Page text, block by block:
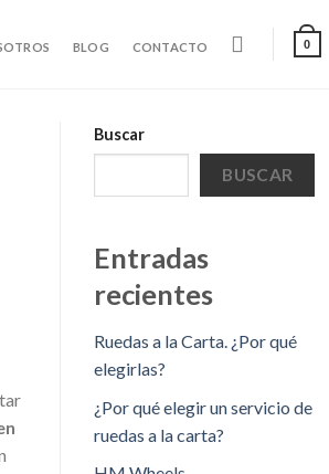
BLOG CONTACTO 0
Buscar
BUSCAR
Entradas
recientes
Ruedas a la Carta. ¿Por qué
elegirlas?
¿Por qué elegir un servicio de
ruedas a la carta?